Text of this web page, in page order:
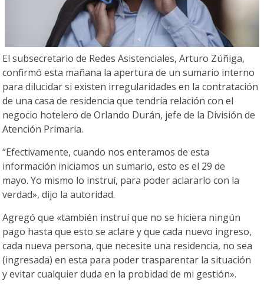
El subsecretario de Redes Asistenciales, Arturo Zúñiga,
confirmó esta mañana la apertura de un sumario interno
para dilucidar si existen irregularidades en la contratación
de una casa de residencia que tendría relación con el
negocio hotelero de Orlando Durán, jefe de la División de
Atención Primaria.
“Efectivamente, cuando nos enteramos de esta
información iniciamos un sumario, esto es el 29 de
mayo. Yo mismo lo instruí, para poder aclararlo con la
verdad», dijo la autoridad.
Agregó que «también instruí que no se hiciera ningún
pago hasta que esto se aclare y que cada nuevo ingreso,
cada nueva persona, que necesite una residencia, no sea
(ingresada) en esta para poder trasparentar la situación
y evitar cualquier duda en la probidad de mi gestión».